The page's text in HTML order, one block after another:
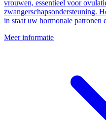
vrouwen, essentieel voor
zwangerschapsondersteuning.
in staat uw hormonale patronen
Meer informatie